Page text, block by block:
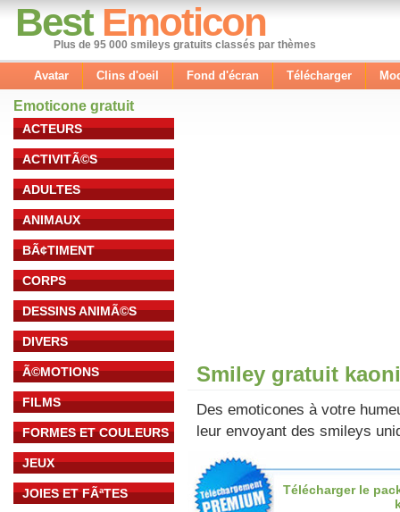
Best Emoticon
Plus de 95 000 smileys gratuits classés par thèmes
Avatar Clins d'oeil Fond d'écran Télécharger
Emoticone gratuit
ACTEURS
ACTIVITÃ©S
ADULTES
ANIMAUX
BÃ¢TIMENT
CORPS
DESSINS ANIMÃ©S
DIVERS
Ã©MOTIONS
FILMS
FORMES ET COULEURS
JEUX
JOIES ET FÃªTES
Smiley gratuit kaoni
Des emoticones à votre
leur envoyant des smileys
Télécharger le